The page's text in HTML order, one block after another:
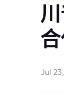
Jul